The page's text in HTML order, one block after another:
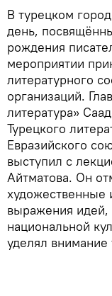
В турецком
день,
рождения
мероприятии
литературного
организаций.
литература»
Турецкого
Евразийского
выступил с
Айтматова. Он
художественные
выражения
национальной
уделял